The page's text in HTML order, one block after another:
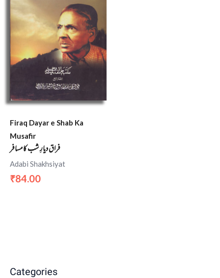
Categories
Firaq Dayar e Shab Ka
Musafir
فراق دیارِ شب کا مسافر
Adabi Shakhsiyat
₹84.00